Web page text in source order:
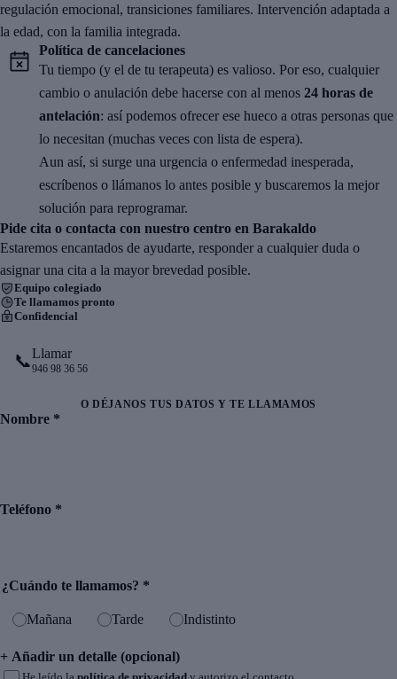
regulación emocional, transiciones familiares. Intervención adaptada a
la edad, con la familia integrada.
Política de cancelaciones
Tu tiempo (y el de tu terapeuta) es valioso. Por eso, cualquier
cambio o anulación debe hacerse con al menos 24 horas de
antelación: así podemos ofrecer ese hueco a otras personas que
lo necesitan (muchas veces con lista de espera).
Aun así, si surge una urgencia o enfermedad inesperada,
escríbenos o llámanos lo antes posible y buscaremos la mejor
solución para reprogramar.
Pide cita o contacta con nuestro centro en Barakaldo
Estaremos encantados de ayudarte, responder a cualquier duda o
asignar una cita a la mayor brevedad posible.
Equipo colegiado
Te llamamos pronto
Confidencial
📞Llamar
946 98 36 56
O DÉJANOS TUS DATOS Y TE LLAMAMOS
Nombre *
Teléfono *
¿Cuándo te llamamos? *
Mañana Tarde Indistinto
+ Añadir un detalle (opcional)